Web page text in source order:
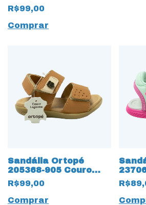
R$99,00
Comprar
Sandália Ortopé
205368-905 Couro
Natural com 12962
Velcro para ajuste
R$99,00
Comprar
com